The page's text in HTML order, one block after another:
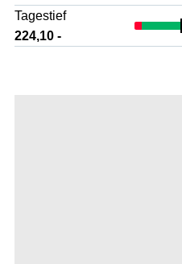
Tagestief
224,10 -